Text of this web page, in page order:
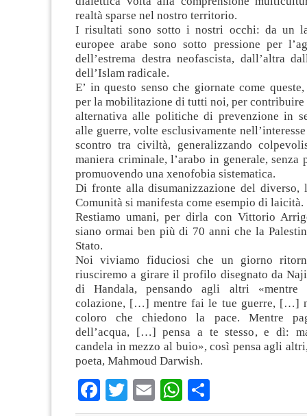
realtà sparse nel nostro territorio.
I risultati sono sotto i nostri occhi: da un
europee arabe sono sotto pressione per
dell’estrema destra neofascista, dall’altra
dell’Islam radicale.
E’ in questo senso che giornate come
per la mobilitazione di tutti noi, per contribuire
alternativa alle politiche di prevenzione in
alle guerre, volte esclusivamente
scontro tra civiltà, generalizzando
maniera criminale, l’arabo in generale,
promuovendo una xenofobia sistematica.
Di fronte alla disumanizzazione del diverso,
Comunità si manifesta come esempio di laicità.
Restiamo umani, per dirla con Vittorio
siano ormai ben più di 70 anni che la
Stato.
Noi viviamo fiduciosi che un giorno
riusciremo a girare il profilo disegnato da
di Handala, pensando agli altri
colazione, […] mentre fai le tue guerre, […]
coloro che chiedono la pace. Mentre
dell’acqua, […] pensa a te stesso, e dì:
candela in mezzo al buio», così pensa agli
poeta, Mahmoud Darwish.
Facebook
TwitterEmailWhatsApp